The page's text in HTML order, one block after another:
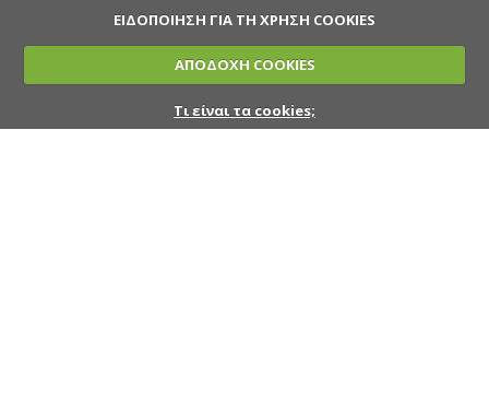
ΕΙΔΟΠΟΙΗΣΗ ΓΙΑ ΤΗ ΧΡΗΣΗ COOKIES
ΑΠΟΔΟΧΗ COOKIES
Τι είναι τα cookies;